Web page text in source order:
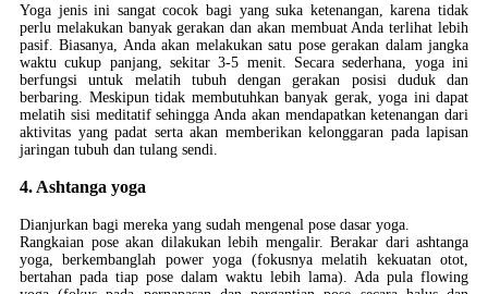
Yoga jenis ini sangat cocok bagi yang suka ketenangan, karena tidak
perlu melakukan banyak gerakan dan akan membuat Anda terlihat lebih
pasif. Biasanya, Anda akan melakukan satu pose gerakan dalam jangka
waktu cukup panjang, sekitar 3-5 menit. Secara sederhana, yoga ini
berfungsi untuk melatih tubuh dengan gerakan posisi duduk dan
berbaring. Meskipun tidak membutuhkan banyak gerak, yoga ini dapat
melatih sisi meditatif sehingga Anda akan mendapatkan ketenangan dari
aktivitas yang padat serta akan memberikan kelonggaran pada lapisan
jaringan tubuh dan tulang sendi.
4. Ashtanga yoga
Dianjurkan bagi mereka yang sudah mengenal pose dasar yoga.
Rangkaian pose akan dilakukan lebih mengalir. Berakar dari ashtanga
yoga, berkembanglah power yoga (fokusnya melatih kekuatan otot,
bertahan pada tiap pose dalam waktu lebih lama). Ada pula flowing